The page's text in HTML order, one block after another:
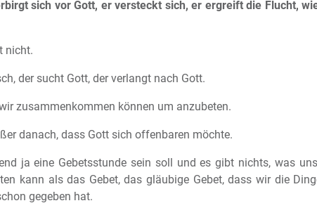
sich vor Gott, er versteckt sich, er ergreift die Flucht,
nicht.
der sucht Gott, der verlangt nach Gott.
zusammenkommen können um anzubeten.
danach, dass Gott sich offenbaren möchte.
ja eine Gebetsstunde sein soll und es gibt nichts, was
kann als das Gebet, das gläubige Gebet, dass wir die
gegeben hat.